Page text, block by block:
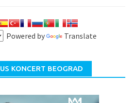
Powered by Translate
KONCERT BEOGRAD